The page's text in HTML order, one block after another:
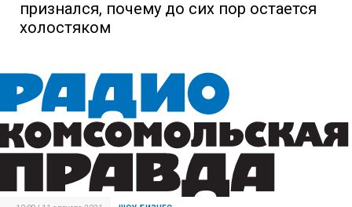
признался, почему до сих пор остается
холостяком